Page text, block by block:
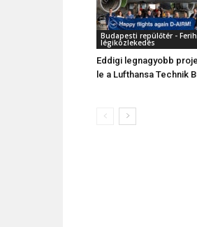
Budapesti repülőtér -
légiközlekedés
Eddigi legnagyobb
le a Lufthansa Technik